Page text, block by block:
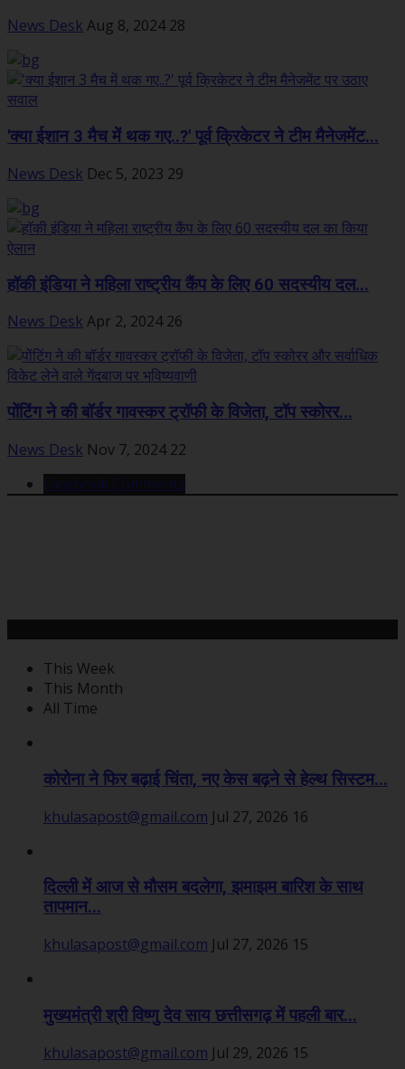
News Desk Aug 8, 2024 28
'क्या ईशान 3 मैच में थक गए..?' पूर्व क्रिकेटर ने टीम मैनेजमेंट...
News Desk Dec 5, 2023 29
हॉकी इंडिया ने महिला राष्ट्रीय कैंप के लिए 60 सदस्यीय दल...
News Desk Apr 2, 2024 26
पोंटिंग ने की बॉर्डर गावस्कर ट्रॉफी के विजेता, टॉप स्कोरर...
News Desk Nov 7, 2024 22
Facebook Comments
This Week
This Month
All Time
कोरोना ने फिर बढ़ाई चिंता, नए केस बढ़ने से हेल्थ सिस्टम...
khulasapost@gmail.com Jul 27, 2026 16
दिल्ली में आज से मौसम बदलेगा, झमाझम बारिश के साथ
तापमान...
khulasapost@gmail.com Jul 27, 2026 15
मुख्यमंत्री श्री विष्णु देव साय छत्तीसगढ़ में पहली बार...
khulasapost@gmail.com Jul 29, 2026 15